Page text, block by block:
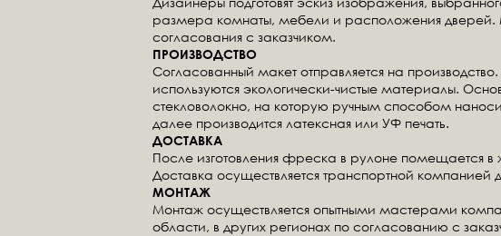
размера комнаты, мебели и расположения дверей.
согласования с заказчиком.
ПРОИЗВОДСТВО
Согласованный макет отправляется на
используются экологически-чистые материалы.
стекловолокно, на которую ручным способом
далее производится латексная или УФ печать.
ДОСТАВКА
После изготовления фреска в рулоне помещается в
Доставка осуществляется транспортной компанией
МОНТАЖ
Монтаж осуществляется опытными мастерами
области, в других регионах по согласованию с